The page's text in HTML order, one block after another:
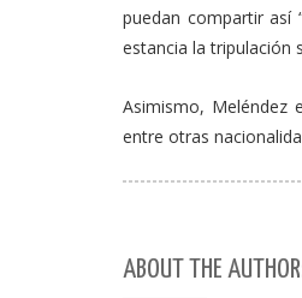
puedan compartir así
estancia la tripulación
Asimismo, Meléndez
entre otras
ABOUT THE